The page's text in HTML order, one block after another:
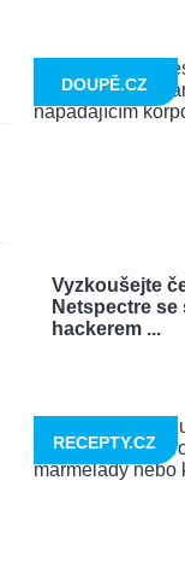
Vyzkoušejte
Netspectre
hackerem ...
DOUPĚ.CZ
RECEPTY.CZ